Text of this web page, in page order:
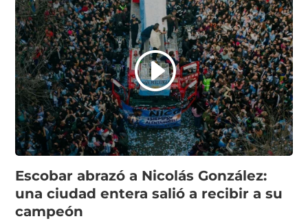
Escobar abrazó a Nicolás González:
una ciudad entera salió a recibir a su
campeón